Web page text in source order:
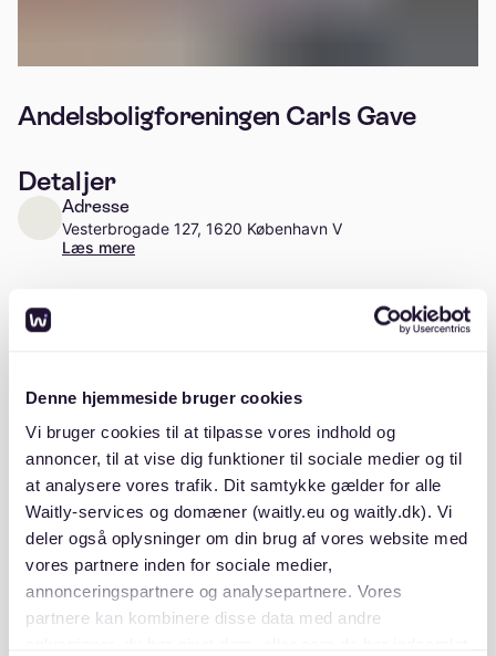
Denne hjemmeside bruger cookies
Vi bruger cookies til at tilpasse vores indhold og
annoncer, til at vise dig funktioner til sociale medier og til
at analysere vores trafik. Dit samtykke gælder for alle
Waitly-services og domæner (waitly.eu og waitly.dk). Vi
deler også oplysninger om din brug af vores website med
vores partnere inden for sociale medier,
annonceringspartnere og analysepartnere. Vores
partnere kan kombinere disse data med andre
Andelsboligforeningen Carls Gave
Detaljer
Adresse
Vesterbrogade 127, 1620 København V
Læs mere
1961
Beskrivelse